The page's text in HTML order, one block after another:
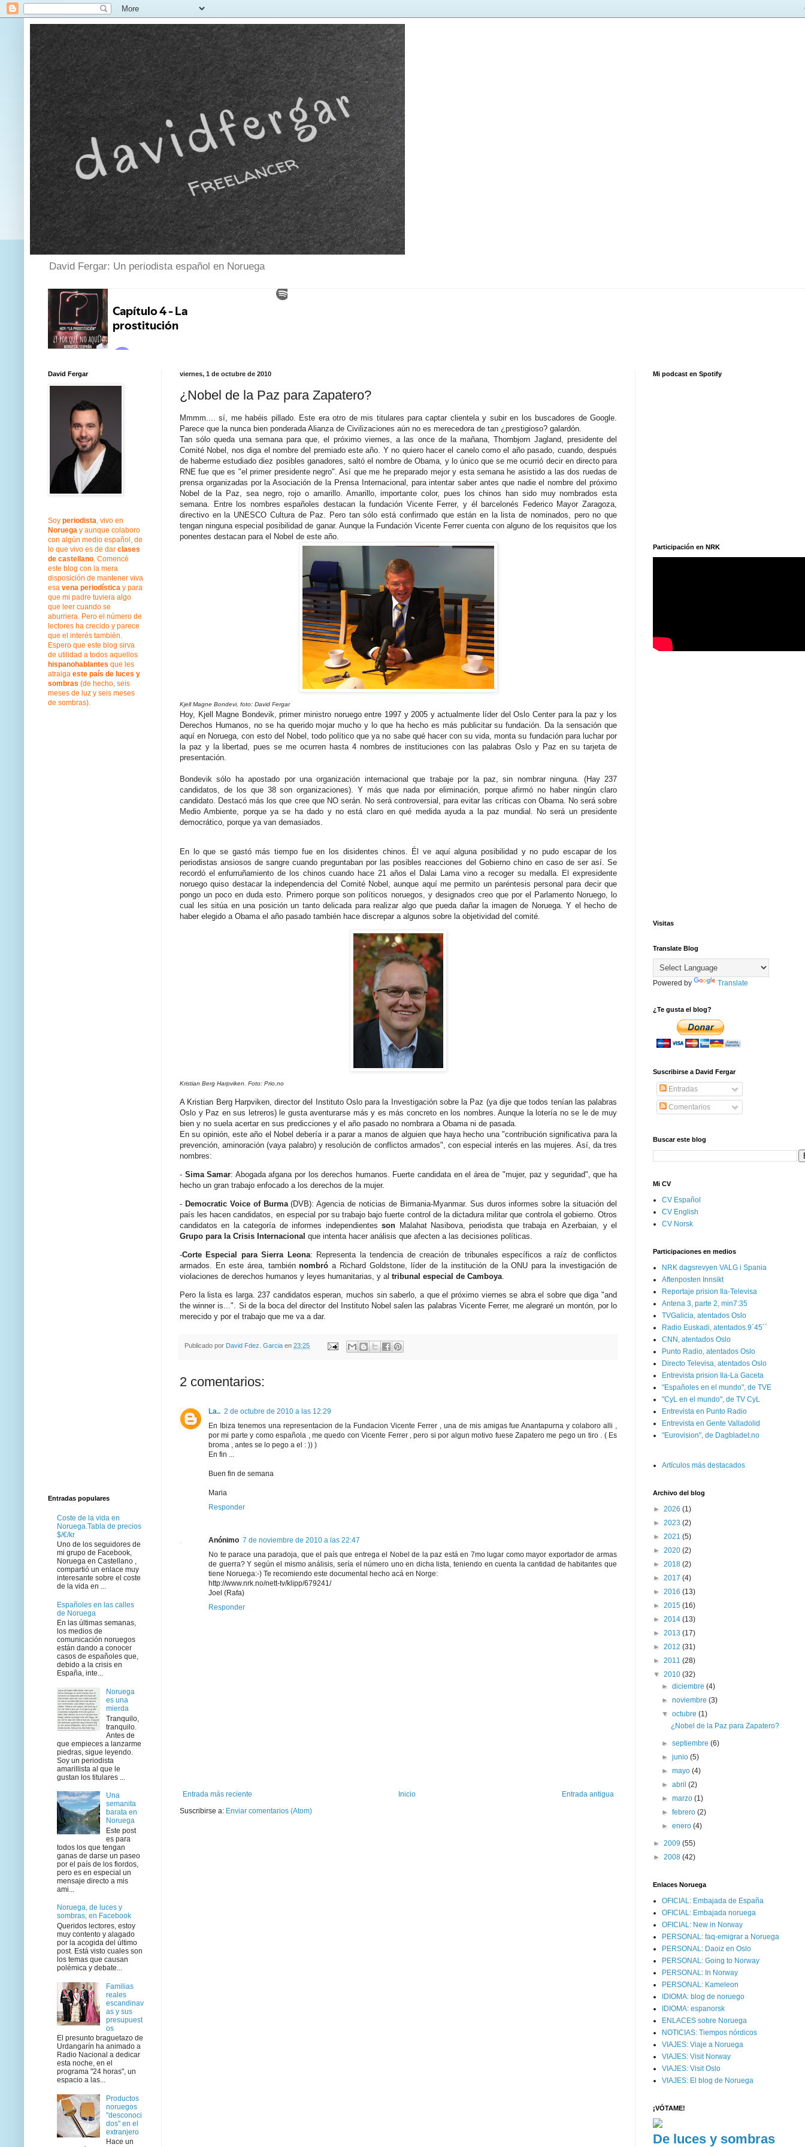
David Fergar: Un periodista español en Noruega
viernes, 1 de octubre de 2010
¿Nobel de la Paz para Zapatero?
Mmmm.... sí, me habéis pillado. Este era otro de mis titulares para captar clientela y subir en los buscadores de Google.
Parece que la nunca bien ponderada Alianza de Civilizaciones aún no es merecedora de tan ¿prestigioso? galardón.
Tan sólo queda una semana para que, el próximo viernes, a las once de la mañana, Thornbjorn Jagland, presidente del
Comité Nobel, nos diga el nombre del premiado este año. Y no quiero hacer el canelo como el año pasado, cuando, después
de haberme estudiado diez posibles ganadores, saltó el nombre de Obama, y lo único que se me ocurrió decir en directo para
RNE fue que es "el primer presidente negro". Así que me he preparado mejor y esta semana he asistido a las dos ruedas de
prensa organizadas por la Asociación de la Prensa Internacional, para intentar saber antes que nadie el nombre del próximo
Nobel de la Paz, sea negro, rojo o amarillo. Amarillo, importante color, pues los chinos han sido muy nombrados esta
semana. Entre los nombres españoles destacan la fundación Vicente Ferrer, y él barcelonés Federico Mayor Zaragoza,
directivo en la UNESCO Cultura de Paz. Pero tan sólo está confirmado que están en la lista de nominados, pero no que
tengan ninguna especial posibilidad de ganar. Aunque la Fundación Vicente Ferrer cuenta con alguno de los requisitos que los
ponentes destacan para el Nobel de este año.
Kjell Magne Bondevi, foto: David Fergar
Hoy, Kjell Magne Bondevik, primer ministro noruego entre 1997 y 2005 y actualmente líder del Oslo Center para la paz y los
Derechos Humanos, no se ha querido mojar mucho y lo que ha hecho es más publicitar su fundación. Da la sensación que
aquí en Noruega, con esto del Nobel, todo político que ya no sabe qué hacer con su vida, monta su fundación para luchar por
la paz y la libertad, pues se me ocurren hasta 4 nombres de instituciones con las palabras Oslo y Paz en su tarjeta de
presentación.
Bondevik sólo ha apostado por una organización internacional que trabaje por la paz, sin nombrar ninguna. (Hay 237
candidatos, de los que 38 son organizaciones). Y más que nada por eliminación, porque afirmó no haber ningún claro
candidato. Destacó más los que cree que NO serán. No será controversial, para evitar las críticas con Obama. No será sobre
Medio Ambiente, porque ya se ha dado y no está claro en qué medida ayuda a la paz mundial. No será un presidente
democrático, porque ya van demasiados.
En lo que se gastó más tiempo fue en los disidentes chinos. Él ve aquí alguna posibilidad y no pudo escapar de los
periodistas ansiosos de sangre cuando preguntaban por las posibles reacciones del Gobierno chino en caso de ser así. Se
recordó el enfurruñamiento de los chinos cuando hace 21 años el Dalai Lama vino a recoger su medalla. El expresidente
noruego quiso destacar la independencia del Comité Nobel, aunque aquí me permito un paréntesis personal para decir que
pongo un poco en duda esto. Primero porque son políticos noruegos, y designados creo que por el Parlamento Noruego, lo
cual les sitúa en una posición un tanto delicada para realizar algo que pueda dañar la imagen de Noruega. Y el hecho de
haber elegido a Obama el año pasado también hace discrepar a algunos sobre la objetividad del comité.
Kristian Berg Harpviken. Foto: Prio.no
A Kristian Berg Harpviken, director del Instituto Oslo para la Investigación sobre la Paz (ya dije que todos tenían las palabras
Oslo y Paz en sus letreros) le gusta aventurarse más y es más concreto en los nombres. Aunque la lotería no se le de muy
bien y no suela acertar en sus predicciones y el año pasado no nombrara a Obama ni de pasada.
En su opinión, este año el Nobel debería ir a parar a manos de alguien que haya hecho una "contribución significativa para la
prevención, aminoración (vaya palabro) y resolución de conflictos armados", con especial interés en las mujeres. Así, da tres
nombres:
- Sima Samar: Abogada afgana por los derechos humanos. Fuerte candidata en el área de "mujer, paz y seguridad", que ha
hecho un gran trabajo enfocado a los derechos de la mujer.
- Democratic Voice of Burma(DVB): Agencia de noticias de Birmania-Myanmar. Sus duros informes sobre la situación del
país les hacen candidatos, en especial por su trabajo bajo fuerte control de la dictadura militar que controla el gobierno. Otros
candidatos en la categoría de informes independientesson Malahat Nasibova, periodista que trabaja en Azerbaian, y el
Grupo para la Crisis Internacional que intenta hacer análisis que afecten a las decisiones políticas.
-Corte Especial para Sierra Leona: Representa la tendencia de creación de tribunales específicos a raíz de conflictos
armados. En este área, tambiénnombró a Richard Goldstone, líder de la institución de la ONU para la investigación de
violaciones de derechos humanos y leyes humanitarias, y al tribunal especial de Camboya.
Pero la lista es larga. 237 candidatos esperan, muchos sin saberlo, a que el próximo viernes se abra el sobre que diga "and
the winner is...". Si de la boca del director del Instituto Nobel salen las palabras Vicente Ferrer, me alegraré un montón, por lo
merecido y por el trabajo que me va a dar.
Publicado por David Fdez. Garcia en 23:25
2 comentarios:
La.. 2 de octubre de 2010 a las 12:29
En Ibiza tenemos una representacion de la Fundacion Vicente Ferrer , una de mis amigas fue Anantapurna y colaboro alli ,
por mi parte y como española , me quedo con Vicente Ferrer , pero si por algun motivo fuese Zapatero me pego un tiro . ( Es
broma , antes se lo pego a el : )) )
En fin ...
Buen fin de semana
Maria
Responder
Anónimo 7 de noviembre de 2010 a las 22:47
No te parace una paradoja, que el país que entrega el Nobel de la paz está en 7mo lugar como mayor exportador de armas
de guerra? Y según el mismo análisis, sería el número uno en dicha lista, teniendo en cuenta la cantidad de habitantes que
tiene Noruega:-) Te recomiendo este documental hecho acá en Norge:
http://www.nrk.no/nett-tv/klipp/679241/
Joel (Rafa)
Responder
Entrada más reciente Entrada antigua
Inicio
Suscribirse a: Enviar comentarios (Atom)
David Fergar
Soy periodista, vivo en
Noruega y aunque colaboro
con algún medio español, de
lo que vivo es de dar clases
de castellano. Comencé
este blog con la mera
disposición de mantener viva
esa vena periodística y para
que mi padre tuviera algo
que leer cuando se
aburriera. Pero el número de
lectores ha crecido y parece
que el interés también.
Espero que este blog sirva
de utilidad a todos aquellos
hispanohablantes que les
atraiga este país de luces y
sombras (de hecho, seis
meses de luz y seis meses
de sombras).
Entradas populares
Coste de la vida en
Noruega.Tabla de precios
$/€/kr
Uno de los seguidores de
mi grupo de Facebook,
Noruega en Castellano ,
compartió un enlace muy
interesante sobre el coste
de la vida en ...
Españoles en las calles
de Noruega
En las últimas semanas,
los medios de
comunicación noruegos
están dando a conocer
casos de españoles que,
debido a la crisis en
España, inte...
Noruega
es una
mierda
Tranquilo,
tranquilo.
Antes de
que empieces a lanzarme
piedras, sigue leyendo.
Soy un periodista
amarillista al que le
gustan los titulares ...
Una
semanita
barata en
Noruega
Este post
es para
todos los que tengan
ganas de darse un paseo
por el país de los fiordos,
pero es en especial un
mensaje directo a mis
ami...
Noruega, de luces y
sombras, en Facebook
Queridos lectores, estoy
muy contento y alagado
por la acogida del último
post. Está visto cuales son
los temas que causan
polémica y debate...
Familias
reales
escandinav
as y sus
presupuest
os
El presunto braguetazo de
Urdangarín ha animado a
Radio Nacional a dedicar
esta noche, en el
programa "24 horas", un
espacio a las...
Productos
noruegos
"desconoci
dos" en el
extranjero
Hace un
Mi podcast en Spotify
Participación en NRK
Visitas
Translate Blog
Powered by Translate
¿Te gusta el blog?
Suscribirse a David Fergar
Entradas
Comentarios
Buscar este blog
Mi CV
CV Español
CV English
CV Norsk
Participaciones en medios
NRK dagsrevyen VALG i Spania
Aftenposten Innsikt
Reportaje prision Ila-Televisa
Antena 3, parte 2, min7:35
TVGalicia, atentados Oslo
Radio Euskadi, atentados.9´45´´
CNN, atentados Oslo
Punto Radio, atentados Oslo
Directo Televisa, atentados Oslo
Entrevista prision Ila-La Gaceta
"Españoles en el mundo", de TVE
"CyL en el mundo", de TV CyL
Entrevista en Punto Radio
Entrevista en Gente Valladolid
"Eurovision", de Dagbladet.no
Artículos más destacados
Archivo del blog
► 2026 (1)
► 2023 (2)
► 2021 (5)
► 2020 (2)
► 2018 (2)
► 2017 (4)
► 2016 (13)
► 2015 (16)
► 2014 (13)
► 2013 (17)
► 2012 (31)
► 2011 (28)
▼ 2010 (32)
►diciembre(4)
►noviembre(3)
▼octubre(1)
¿Nobel de la Paz para Zapatero?
►septiembre(6)
►junio(5)
►mayo(4)
►abril(2)
►marzo(1)
►febrero(2)
►enero(4)
► 2009 (55)
► 2008 (42)
Enlaces Noruega
OFICIAL: Embajada de España
OFICIAL: Embajada noruega
OFICIAL: New in Norway
PERSONAL: faq-emigrar a Noruega
PERSONAL: Daoiz en Oslo
PERSONAL: Going to Norway
PERSONAL: In Norway
PERSONAL: Kameleon
IDIOMA: blog de noruego
IDIOMA: espanorsk
ENLACES sobre Noruega
NOTICIAS: Tiempos nórdicos
VIAJES: Viaje a Noruega
VIAJES: Visit Norway
VIAJES: Visit Oslo
VIAJES: El blog de Noruega
¡VÓTAME!
De luces y sombras